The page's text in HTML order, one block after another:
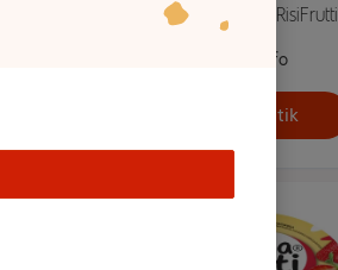
Mango 175g RisiFrutti
Mer info
Välj butik